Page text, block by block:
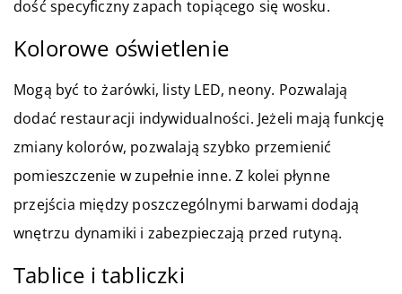
dość specyficzny zapach topiącego się wosku.
Kolorowe oświetlenie
Mogą być to żarówki, listy LED, neony. Pozwalają
dodać restauracji indywidualności. Jeżeli mają funkcję
zmiany kolorów, pozwalają szybko przemienić
pomieszczenie w zupełnie inne. Z kolei płynne
przejścia między poszczególnymi barwami dodają
wnętrzu dynamiki i zabezpieczają przed rutyną.
Tablice i tabliczki